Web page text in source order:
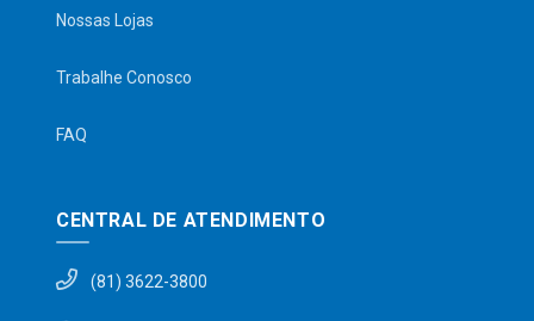
Nossas Lojas
Trabalhe Conosco
FAQ
CENTRAL DE ATENDIMENTO
(81) 3622-3800